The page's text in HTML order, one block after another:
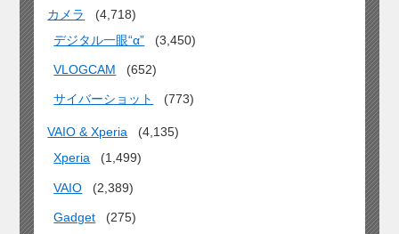
カメラ
(4,718)
デジタル一眼“α”
(3,450)
VLOGCAM (652)
サイバーショット (773)
VAIO & Xperia
(4,135)
Xperia
(1,499)
VAIO (2,389)
Gadget (275)